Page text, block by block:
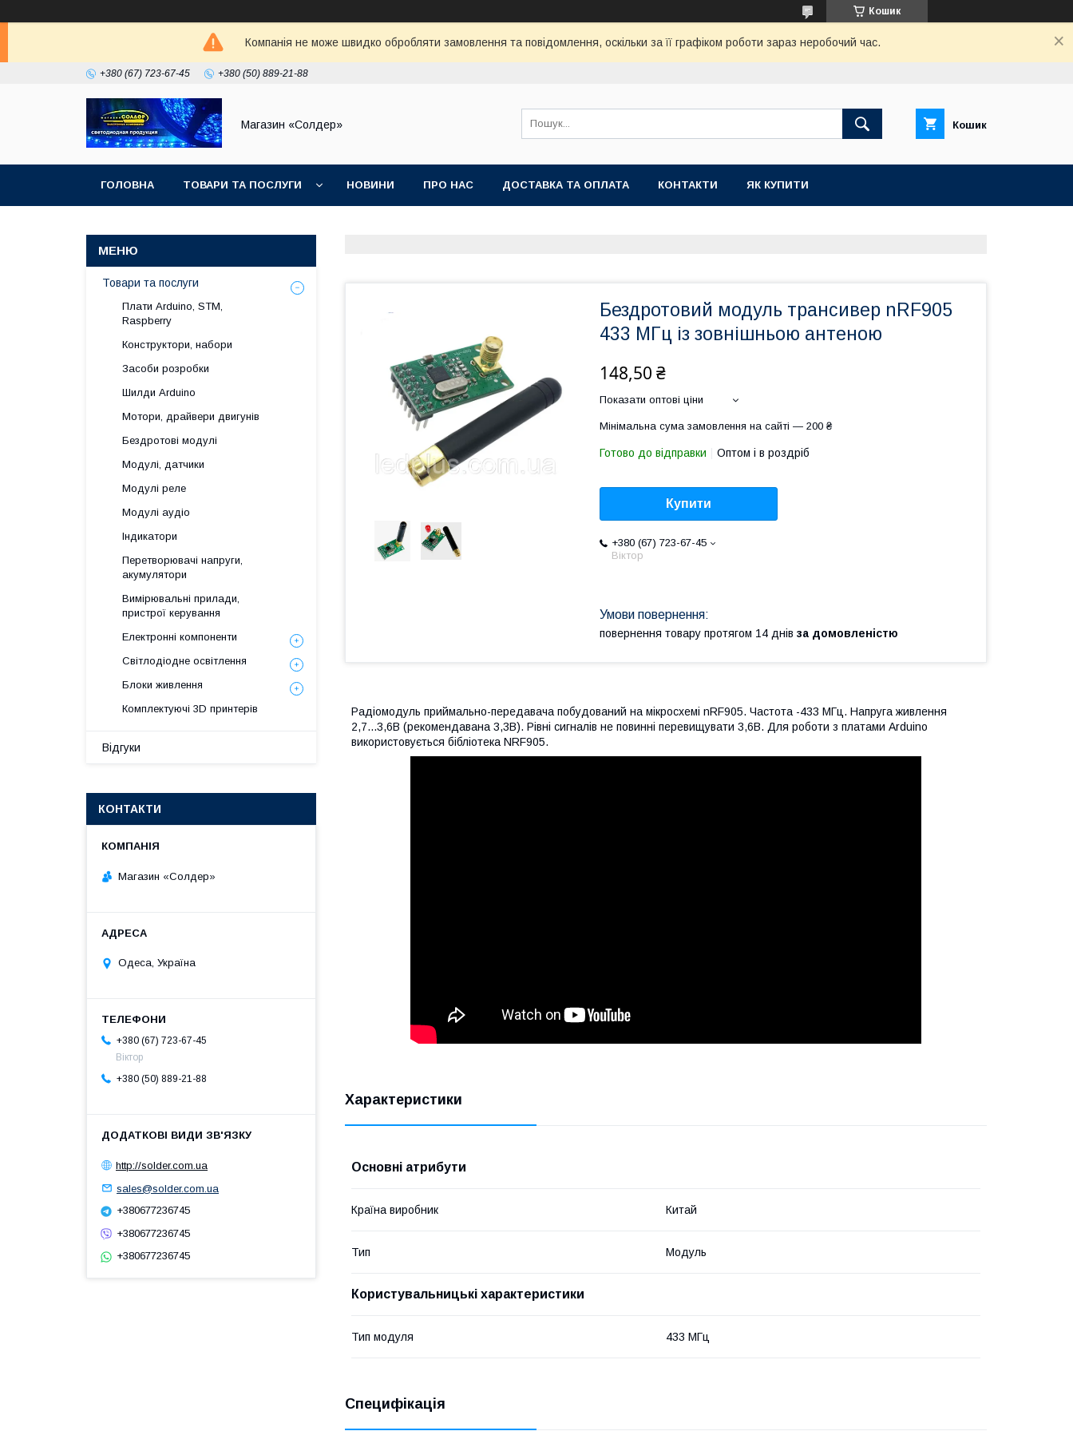
Кошик
Компанія не може швидко обробляти замовлення та повідомлення, оскільки за її графіком роботи зараз неробочий час.
+380 (67) 723-67-45 +380 (50) 889-21-88
Магазин «Солдер» Кошик
ГОЛОВНА ТОВАРИ ТА ПОСЛУГИ НОВИНИ ПРО НАС ДОСТАВКА ТА ОПЛАТА КОНТАКТИ ЯК КУПИТИ
Бездротовий модуль трансивер nRF905
433 МГц із зовнішньою антеною
148,50 ₴
Показати оптові ціни
Мінімальна сума замовлення на сайті — 200 ₴
Готово до відправки Оптом і в роздріб
Купити
+380 (67) 723-67-45
Віктор
повернення товару протягом 14 днів за домовленістю
Радіомодуль приймально-передавача побудований на мікросхемі nRF905. Частота -433 МГц. Напруга живлення
2,7...3,6В (рекомендавана 3,3В). Рівні сигналів не повинні перевищувати 3,6В. Для роботи з платами Arduino
використовується бібліотека NRF905.
Характеристики
Основні атрибути
Країна виробник Китай
Тип Модуль
Користувальницькі характеристики
Тип модуля 433 МГц
Специфікація
Товари та послуги
Плати Arduino, STM,
Raspberry
Конструктори, набори
Засоби розробки
Шилди Arduino
Мотори, драйвери двигунів
Бездротові модулі
Модулі, датчики
Модулі реле
Модулі аудіо
Індикатори
Перетворювачі напруги,
акумулятори
Вимірювальні прилади,
пристрої керування
Електронні компоненти
Світлодіодне освітлення
Блоки живлення
Комплектуючі 3D принтерів
Відгуки
КОНТАКТИ
Магазин «Солдер»
Одеса, Україна
+380 (67) 723-67-45
Віктор
+380 (50) 889-21-88
http://solder.com.ua
sales@solder.com.ua
+380677236745
+380677236745
+380677236745